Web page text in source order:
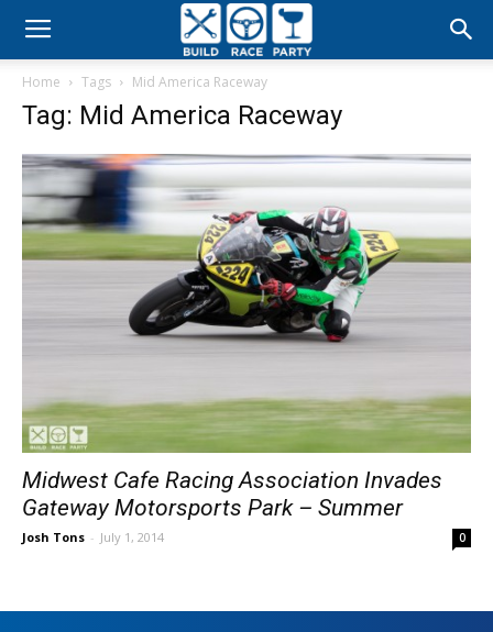
Build
Party
Home Tags Mid America Raceway
Tag: Mid America Raceway
Midwest Cafe Racing Association Invades
Gateway Motorsports Park – Summer
Josh Tons - July 1, 2014 0